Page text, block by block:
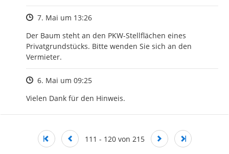
Zeitpunkt des Erstellens
7. Mai um 13:26
Der Baum steht an den PKW-Stellflächen eines
Privatgrundstücks. Bitte wenden Sie sich an den
Vermieter.
Zeitpunkt des Erstellens
6. Mai um 09:25
Vielen Dank für den Hinweis.
111 - 120 von 215